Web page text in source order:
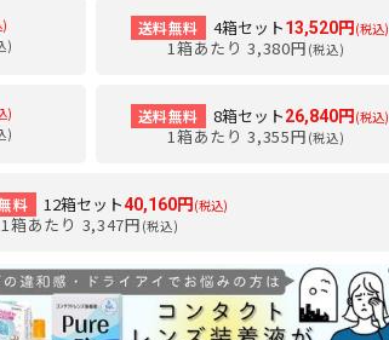
)
送料無料 4箱セット13,520円 (税込)
1箱あたり 3,380円 (税込)
)
)
送料無料 8箱セット26,840円 (税込)
1箱あたり 3,355円 (税込)
料 12箱セット40,160円 (税込)
1箱あたり 3,347円 (税込)